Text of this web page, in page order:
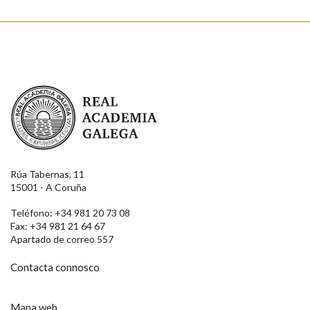
Real Academia Galega
Rúa Tabernas, 11
15001 - A Coruña
Teléfono: +34 981 20 73 08
Fax: +34 981 21 64 67
Apartado de correo 557
Contacta connosco
Mapa web